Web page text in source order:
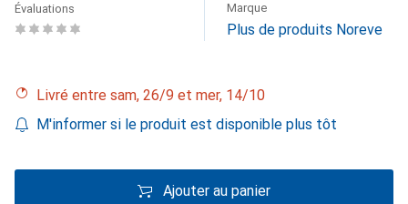
Évaluations Marque
Plus de produits Noreve
Livré entre sam, 26/9 et mer, 14/10
M'informer si le produit est disponible plus tôt
Ajouter au panier